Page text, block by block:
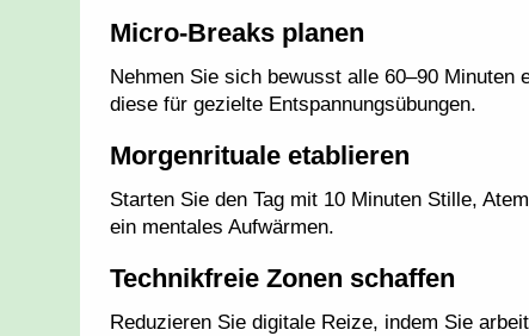
Micro-Breaks planen
Nehmen Sie sich bewusst alle 60–90 Minuten
diese für gezielte Entspannungsübungen.
Morgenrituale etablieren
Starten Sie den Tag mit 10 Minuten Stille,
ein mentales Aufwärmen.
Technikfreie Zonen schaffen
Reduzieren Sie digitale Reize, indem Sie